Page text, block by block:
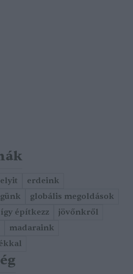
erdeink
globális megoldások
így építkezz
jövőnkről
madaraink